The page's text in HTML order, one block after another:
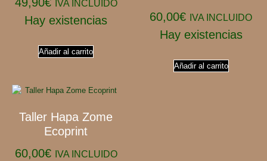
IVA INCLUIDO
Hay existencias
Añadir al carrito
60,00€ IVA INCLUIDO
Hay existencias
Añadir al carrito
Taller Hapa Zome
Ecoprint
60,00€ IVA INCLUIDO